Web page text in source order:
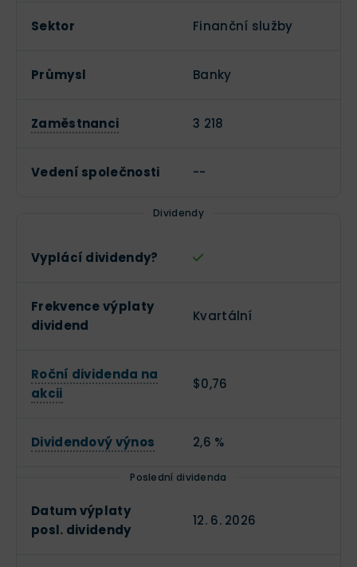
Sektor Finanční služby
Průmysl Banky
Zaměstnanci 3 218
Vedení společnosti --
Dividendy
Vyplácí dividendy?
Frekvence výplaty
dividend
Kvartální
Roční dividenda na
akcii
$0,76
Dividendový výnos 2,6 %
Poslední dividenda
Datum výplaty
posl. dividendy
12. 6. 2026